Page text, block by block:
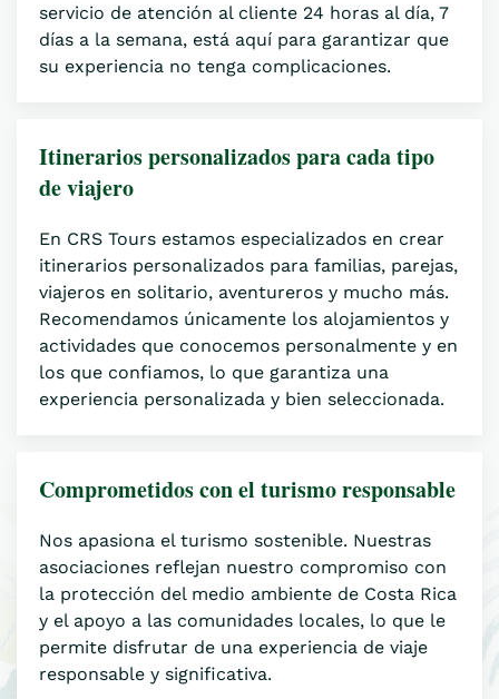
servicio de atención al cliente 24 horas al día, 7
días a la semana, está aquí para garantizar que
su experiencia no tenga complicaciones.
Itinerarios personalizados para cada tipo
de viajero
En CRS Tours estamos especializados en crear
itinerarios personalizados para familias, parejas,
viajeros en solitario, aventureros y mucho más.
Recomendamos únicamente los alojamientos y
actividades que conocemos personalmente y en
los que confiamos, lo que garantiza una
experiencia personalizada y bien seleccionada.
Comprometidos con el turismo responsable
Nos apasiona el turismo sostenible. Nuestras
asociaciones reflejan nuestro compromiso con
la protección del medio ambiente de Costa Rica
y el apoyo a las comunidades locales, lo que le
permite disfrutar de una experiencia de viaje
responsable y significativa.